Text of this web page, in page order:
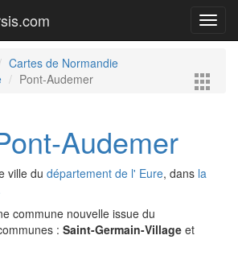
Cartes de Normandie
Pont-Audemer
Audemer
ville du département de l' Eure, dans la
commune nouvelle issue du
: Saint-Germain-Village et